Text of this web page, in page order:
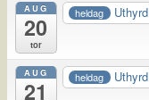
AUG
20
tor
heldag Uthyrd
AUG
21
heldag Uthyrd